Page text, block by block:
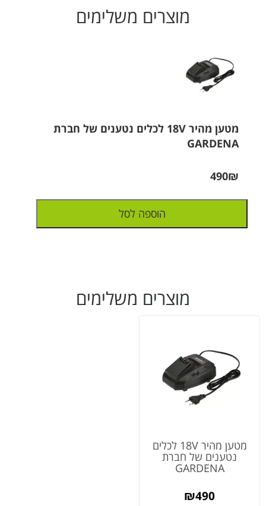
מוצרים משלימים
מטען מהיר 18V לכלים נטענים של חברת
GARDENA
490₪
הוספה לסל
מוצרים משלימים
מטען מהיר 18V לכלים
נטענים של חברת
GARDENA
₪490